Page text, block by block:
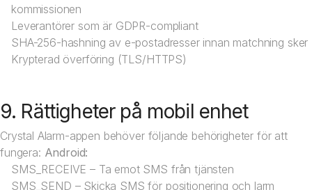
kommissionen
Leverantörer som är GDPR-compliant
SHA-256-hashning av e-postadresser innan matchning sker
Krypterad överföring (TLS/HTTPS)
9. Rättigheter på mobil enhet
Crystal Alarm-appen behöver följande behörigheter för att
fungera: Android:
SMS_RECEIVE – Ta emot SMS från tjänsten
SMS_SEND – Skicka SMS för positionering och larm